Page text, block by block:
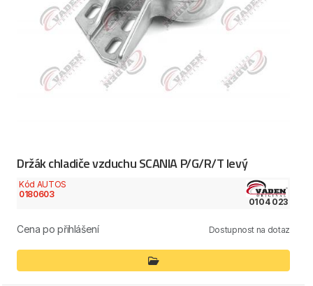
Držák chladiče vzduchu SCANIA P/G/R/T levý
Kód AUTOS
0180603
0104 023
Cena po přihlášení Dostupnost na dotaz